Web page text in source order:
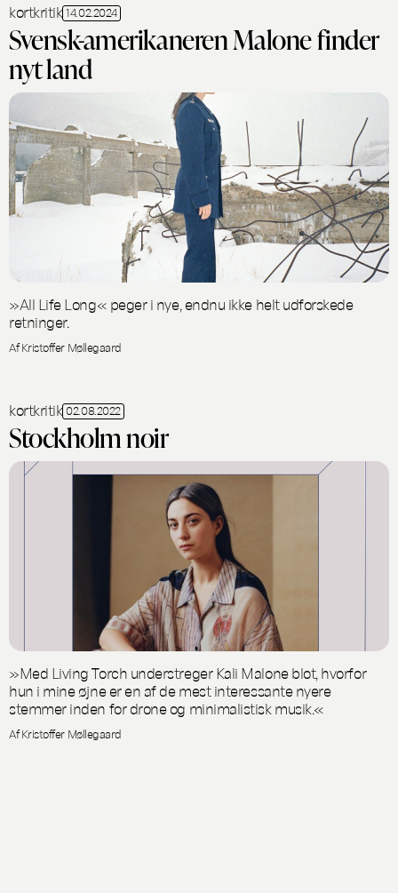
kortkritik 14.02.2024
Svensk-amerikaneren Malone finder
nyt land
»All Life Long« peger i nye, endnu ikke helt udforskede
retninger.
Af Kristoffer Møllegaard
kortkritik 02.08.2022
Stockholm noir
»Med Living Torch understreger Kali Malone blot, hvorfor
hun i mine øjne er en af de mest interessante nyere
stemmer inden for drone og minimalistisk musik.«
Af Kristoffer Møllegaard